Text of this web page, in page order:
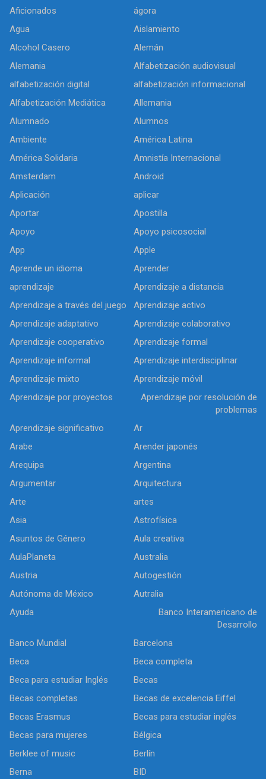
Aficionados
ágora
Agua
Aislamiento
Alcohol Casero
Alemán
Alemania
Alfabetización audiovisual
alfabetización digital
alfabetización informacional
Alfabetización Mediática
Allemania
Alumnado
Alumnos
Ambiente
América Latina
América Solidaria
Amnistía Internacional
Amsterdam
Android
Aplicación
aplicar
Aportar
Apostilla
Apoyo
Apoyo psicosocial
App
Apple
Aprende un idioma
Aprender
aprendizaje
Aprendizaje a distancia
Aprendizaje a través del juego
Aprendizaje activo
Aprendizaje adaptativo
Aprendizaje colaborativo
Aprendizaje cooperativo
Aprendizaje formal
Aprendizaje informal
Aprendizaje interdisciplinar
Aprendizaje mixto
Aprendizaje móvil
Aprendizaje por proyectos
Aprendizaje por resolución de
problemas
Aprendizaje significativo
Ar
Arabe
Arender japonés
Arequipa
Argentina
Argumentar
Arquitectura
Arte
artes
Asia
Astrofísica
Asuntos de Género
Aula creativa
AulaPlaneta
Australia
Austria
Autogestión
Autónoma de México
Autralia
Ayuda
Banco Interamericano de
Desarrollo
Banco Mundial
Barcelona
Beca
Beca completa
Beca para estudiar Inglés
Becas
Becas completas
Becas de excelencia Eiffel
Becas Erasmus
Becas para estudiar inglés
Becas para mujeres
Bélgica
Berklee of music
Berlín
Berna
BID